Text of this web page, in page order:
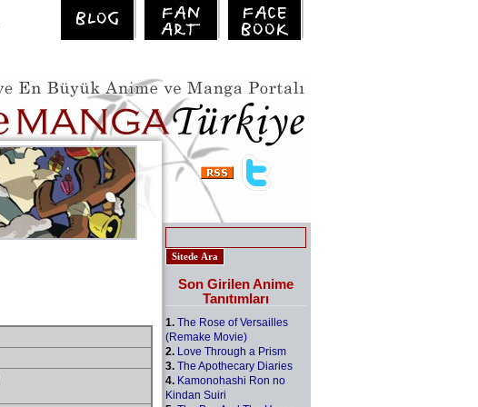
Son Girilen Anime
Tanıtımları
1. The Rose of Versailles
(Remake Movie)
2. Love Through a Prism
3. The Apothecary Diaries
4. Kamonohashi Ron no
Kindan Suiri